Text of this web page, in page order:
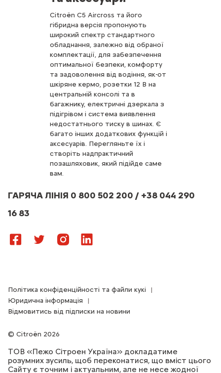
Citroën C5 Aircross та його
гібридна версія пропонують
широкий спектр стандартного
обладнання, залежно від обраної
комплектації, для забезпечення
оптимальної безпеки, комфорту
та задоволення від водіння, як-от
шкіряне кермо, розетки 12 В на
центральній консолі та в
багажнику, електричні дзеркала з
підігрівом і система виявлення
недостатнього тиску в шинах. Є
багато інших додаткових функцій і
аксесуарів. Перегляньте їх і
створіть надпрактичний
позашляховик, який підійде саме
вам.
ГАРЯЧА ЛІНІЯ 0 800 502 200 / +38 044 290
16 83
Citroën 2026
Політика конфіденційності та файли кукі
Юридична інформація
Відмовитись від підписки на новини
ТОВ «Пежо Сітроен Україна» докладатиме
розумних зусиль, щоб переконатися, що вміст цього
Сайту є точним і актуальним, але не несе жодної